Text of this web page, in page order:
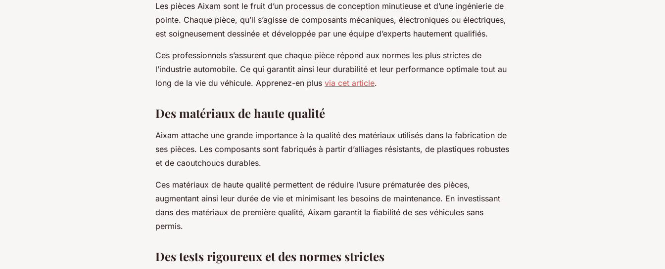
Les pièces Aixam sont le fruit d’un processus de conception minutieuse et d’une ingénierie de
pointe. Chaque pièce, qu’il s’agisse de composants mécaniques, électroniques ou électriques,
est soigneusement dessinée et développée par une équipe d’experts hautement qualifiés.
Ces professionnels s’assurent que chaque pièce répond aux normes les plus strictes de
l’industrie automobile. Ce qui garantit ainsi leur durabilité et leur performance optimale tout au
long de la vie du véhicule. Apprenez-en plus via cet article.
Des matériaux de haute qualité
Aixam attache une grande importance à la qualité des matériaux utilisés dans la fabrication de
ses pièces. Les composants sont fabriqués à partir d’alliages résistants, de plastiques robustes
et de caoutchoucs durables.
Ces matériaux de haute qualité permettent de réduire l’usure prématurée des pièces,
augmentant ainsi leur durée de vie et minimisant les besoins de maintenance. En investissant
dans des matériaux de première qualité, Aixam garantit la fiabilité de ses véhicules sans
permis.
Des tests rigoureux et des normes strictes